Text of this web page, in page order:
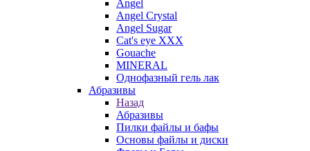
Angel
Angel Crystal
Angel Sugar
Cat's eye XXX
Gouache
MINERAL
Однофазный гель лак
Абразивы
Назад
Абразивы
Пилки файлы и бафы
Основы файлы и диски